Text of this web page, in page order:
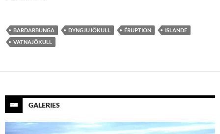
BARDARBUNGA DYNGJUJÖKULL ÉRUPTION
ISLANDE
VATNAJÖKULL
GALERIES